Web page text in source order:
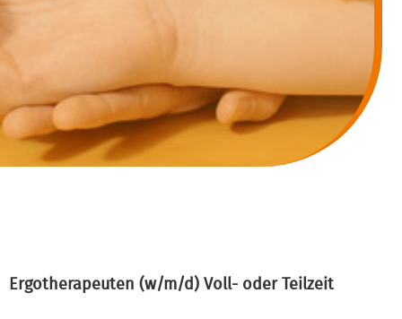
Ergotherapeuten (w/m/d) Voll- oder Teilzeit